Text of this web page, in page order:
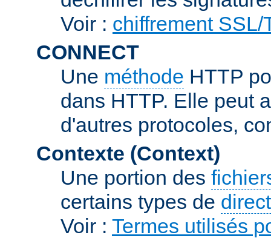
Voir : chiffrement SSL/
CONNECT
Une méthode HTTP
dans HTTP. Elle peut
d'autres protocoles,
Contexte (Context)
Une portion des
certains types de
Voir : Termes utilisés